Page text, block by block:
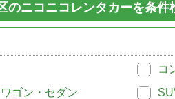
のニコニコレンタカーを条件
コ
ゴン・セダン